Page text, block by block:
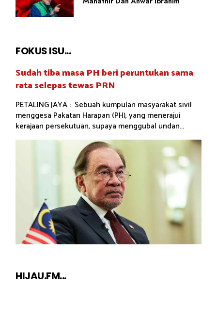
FOKUS ISU...
Sudah tiba masa PH beri peruntukan sama
rata selepas tewas PRN
PETALING JAYA : Sebuah kumpulan masyarakat sivil
menggesa Pakatan Harapan (PH), yang menerajui
kerajaan persekutuan, supaya menggubal undan...
HIJAU.FM...